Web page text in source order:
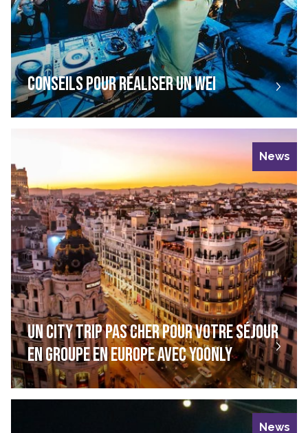
CONSEILS POUR RÉALISER UN WEI
UN CITY TRIP PAS CHER POUR VOTRE SÉJOUR
EN GROUPE EN EUROPE AVEC YOONLY
News
News